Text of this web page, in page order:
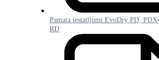
Pamata iestatījumi EvoDry PD,
RD